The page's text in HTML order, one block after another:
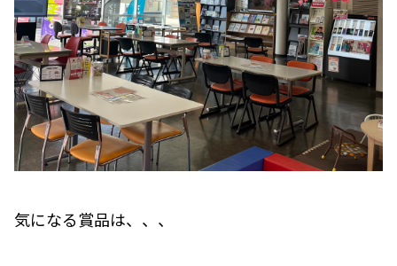
気になる賞品は、、、